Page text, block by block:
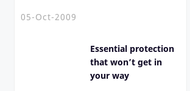
05-Oct-2009
Essential protection
that won’t get in
your way